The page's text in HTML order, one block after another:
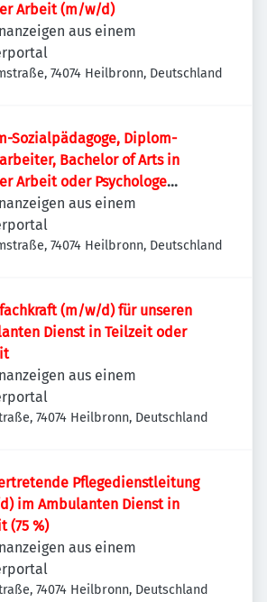
Arbeit (m/w/d)
aus einem
74074 Heilbronn, Deutschland
Sozialpädagoge, Diplom-
Bachelor of Arts in
Arbeit oder Psychologe
oder Diplom) (m/w/d)
aus einem
74074 Heilbronn, Deutschland
(m/w/d) für unseren
Dienst in Teilzeit oder
aus einem
74074 Heilbronn, Deutschland
Pflegedienstleitung
im Ambulanten Dienst in
(75 %)
aus einem
74074 Heilbronn, Deutschland